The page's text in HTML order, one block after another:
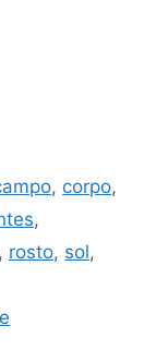
, corpo,
,
, rosto, sol,